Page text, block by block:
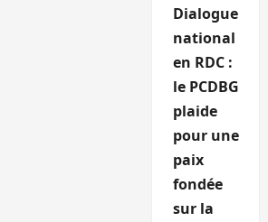
Dialogue
national
en RDC :
le PCDBG
plaide
pour une
paix
fondée
sur la